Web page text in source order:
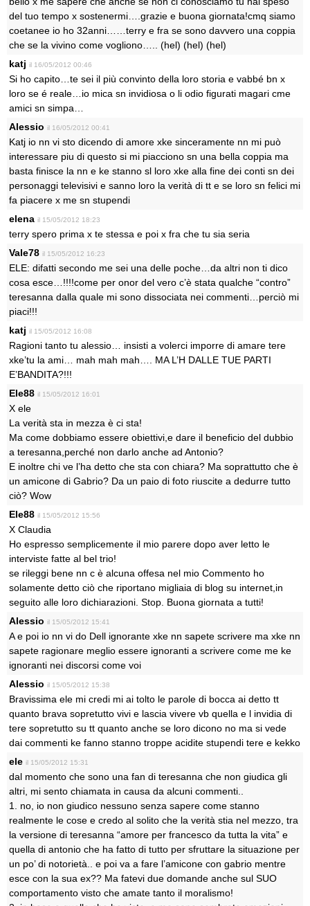
del tuo tempo x sostenermi….grazie e buona giornata!cmq siamo
coetanee io ho 32anni……terry e fra se sono davvero una coppia
che se la vivino come vogliono….. (hel) (hel) (hel)
katj il 16/05/2012 00:46
Si ho capito…te sei il più convinto della loro storia e vabbé bn x
loro se é reale…io mica sn invidiosa o li odio figurati magari cme
amici sn simpa…
Alessio il 16/05/2012 00:41
Katj io nn vi sto dicendo di amore xke sinceramente nn mi può
interessare piu di questo si mi piacciono sn una bella coppia ma
basta finisce la nn e ke stanno sl loro xke alla fine dei conti sn dei
personaggi televisivi e sanno loro la verità di tt e se loro sn felici mi
fa piacere x me sn stupendi
elena il 15/05/2012 18:23
terry spero prima x te stessa e poi x fra che tu sia seria
Vale78 il 15/05/2012 16:23
ELE: difatti secondo me sei una delle poche…da altri non ti dico
cosa esce…!!!!come per onor del vero c’è stata qualche “contro”
teresanna dalla quale mi sono dissociata nei commenti…perciò mi
piaci!!!
katj il 15/05/2012 16:08
Ragioni tanto tu alessio… insisti a volerci imporre di amare tere
xke’tu la ami… mah mah mah…. MA L’H DALLE TUE PARTI
E’BANDITA?!!!
Ele88 il 15/05/2012 16:01
X ele
La verità sta in mezza è ci sta!
Ma come dobbiamo essere obiettivi,e dare il beneficio del dubbio
a teresanna,perché non darlo anche ad Antonio?
E inoltre chi ve l’ha detto che sta con chiara? Ma soprattutto che è
un amicone di Gabrio? Da un paio di foto riuscite a dedurre tutto
ciò? Wow
Ele88 il 15/05/2012 15:56
X Claudia
Ho espresso semplicemente il mio parere dopo aver letto le
interviste fatte al bel trio!
se rileggi bene nn c è alcuna offesa nel mio Commento ho
solamente detto ciò che riportano migliaia di blog su internet,in
seguito alle loro dichiarazioni. Stop. Buona giornata a tutti!
Alessio il 15/05/2012 15:41
A e poi io nn vi do Dell ignorante xke nn sapete scrivere ma xke nn
sapete ragionare meglio essere ignoranti a scrivere come me ke
ignoranti nei discorsi come voi
Alessio il 15/05/2012 15:38
Bravissima ele mi credi mi ai tolto le parole di bocca ai detto tt
quanto brava sopretutto vivi e lascia vivere vb quella e l invidia di
tere sopretutto su tt quanto anche se loro dicono no ma si vede
dai commenti ke fanno stanno troppe acidite stupendi tere e kekko
ele il 15/05/2012 15:31
dal momento che sono una fan di teresanna che non giudica gli
altri, mi sento chiamata in causa da alcuni commenti..
1. no, io non giudico nessuno senza sapere come stanno
realmente le cose e credo al solito che la verità stia nel mezzo, tra
la versione di teresanna “amore per francesco da tutta la vita” e
quella di antonio che ha fatto di tutto per sfruttare la situazione per
un po’ di notorietà.. e poi va a fare l’amicone con gabrio mentre
esce con la sua ex?? Ma fatevi due domande anche sul SUO
comportamento visto che amate tanto il moralismo!